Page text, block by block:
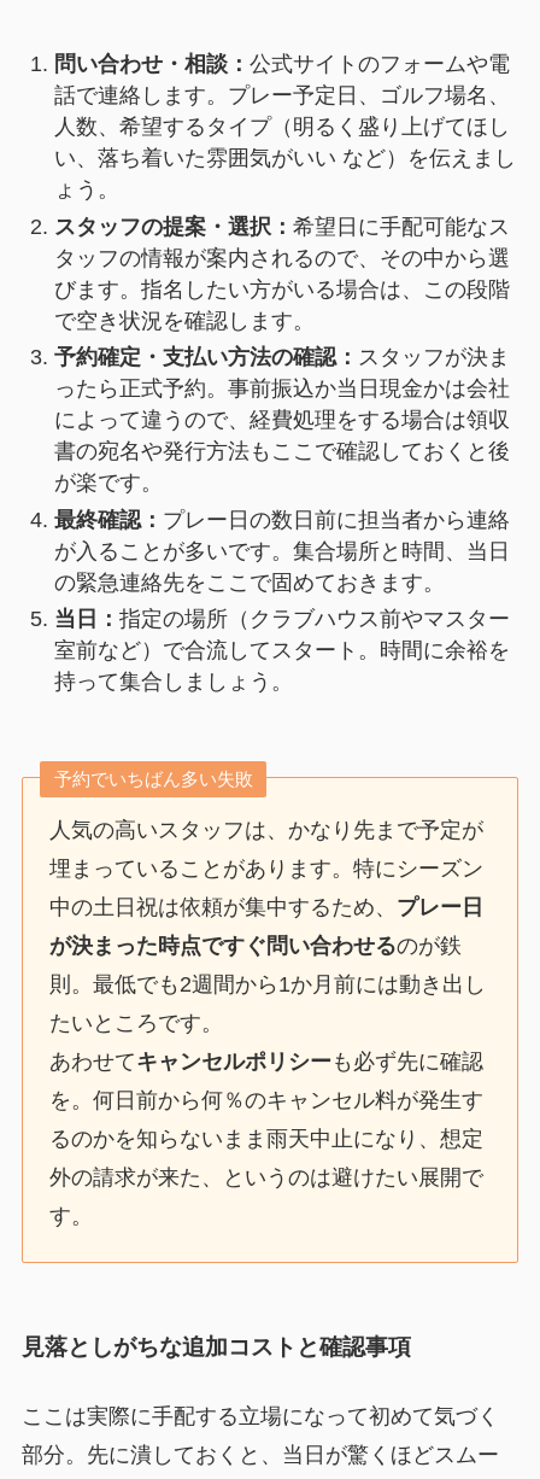
問い合わせ・相談： 公式サイトのフォームや電
話で連絡します。プレー予定日、ゴルフ場名、
人数、希望するタイプ（明るく盛り上げてほし
い、落ち着いた雰囲気がいい など）を伝えまし
ょう。
スタッフの提案・選択： 希望日に手配可能なス
タッフの情報が案内されるので、その中から選
びます。指名したい方がいる場合は、この段階
で空き状況を確認します。
予約確定・支払い方法の確認： スタッフが決ま
ったら正式予約。事前振込か当日現金かは会社
によって違うので、経費処理をする場合は領収
書の宛名や発行方法もここで確認しておくと後
が楽です。
最終確認： プレー日の数日前に担当者から連絡
が入ることが多いです。集合場所と時間、当日
の緊急連絡先をここで固めておきます。
当日： 指定の場所（クラブハウス前やマスター
室前など）で合流してスタート。時間に余裕を
持って集合しましょう。
予約でいちばん多い失敗
人気の高いスタッフは、かなり先まで予定が
埋まっていることがあります。特にシーズン
中の土日祝は依頼が集中するため、 プレー日
が決まった時点ですぐ問い合わせるのが鉄
則。最低でも2週間から1か月前には動き出し
たいところです。
あわせてキャンセルポリシー も必ず先に確認
を。何日前から何％のキャンセル料が発生す
るのかを知らないまま雨天中止になり、想定
外の請求が来た、というのは避けたい展開で
す。
見落としがちな追加コストと確認事項
ここは実際に手配する立場になって初めて気づく
部分。先に潰しておくと、当日が驚くほどスムー